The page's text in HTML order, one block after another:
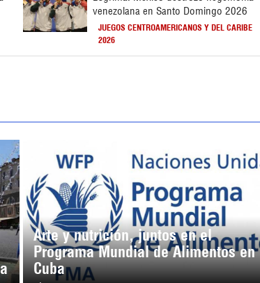
venezolana en Santo Domingo 2026
JUEGOS CENTROAMERICANOS Y DEL CARIBE
2026
Arte y nutrición, juntos en el
Programa Mundial de Alimentos en
Cuba